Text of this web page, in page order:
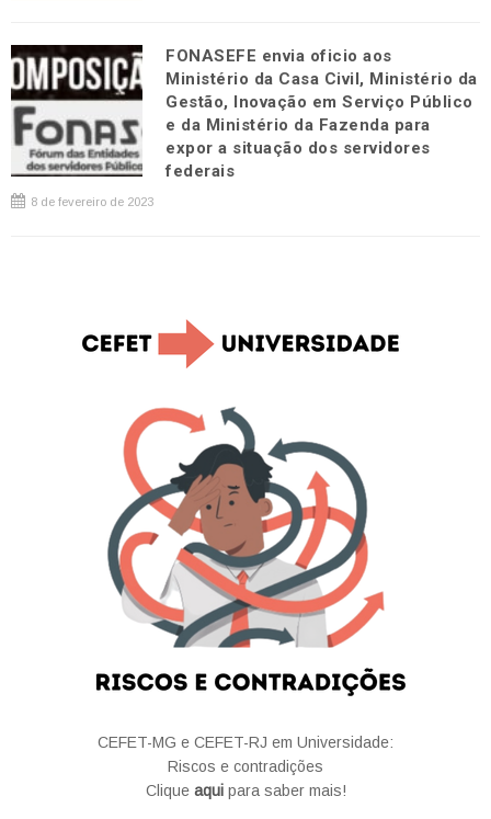
FONASEFE envia oficio aos
Ministério da Casa Civil, Ministério da
Gestão, Inovação em Serviço Público
e da Ministério da Fazenda para
expor a situação dos servidores
federais
8 de fevereiro de 2023
CEFET-MG e CEFET-RJ em Universidade:
Riscos e contradições
Clique aquipara saber mais!